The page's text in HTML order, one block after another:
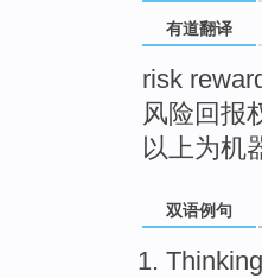
有道翻译
risk
风险回报
以上为机
双语例句